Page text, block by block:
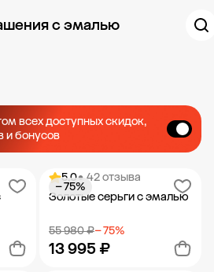
с эмалью
всех доступных скидок,
и бонусов
5.0• 42 отзыва
Золотые серьги с эмалью
55 980 ₽− 75%
13 995 ₽
− 75%